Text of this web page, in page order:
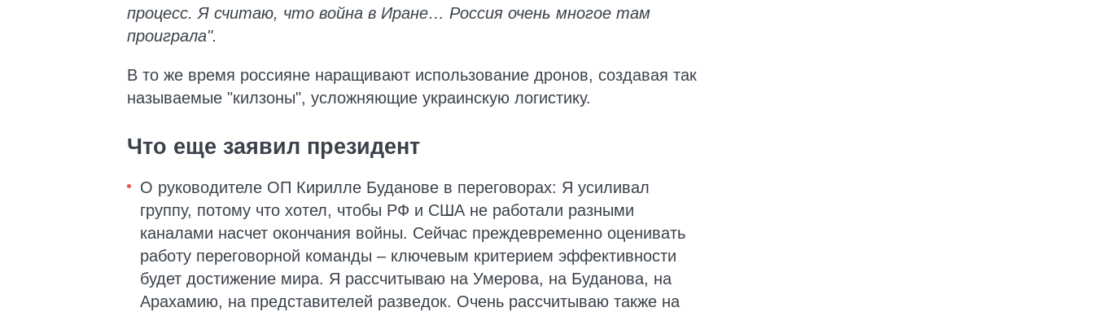
процесс. Я считаю, что война в Иране… Россия очень многое там
проиграла".
В то же время россияне наращивают использование дронов, создавая так
называемые "килзоны", усложняющие украинскую логистику.
Что еще заявил президент
О руководителе ОП Кирилле Буданове в переговорах: Я усиливал
группу, потому что хотел, чтобы РФ и США не работали разными
каналами насчет окончания войны. Сейчас преждевременно оценивать
работу переговорной команды – ключевым критерием эффективности
будет достижение мира. Я рассчитываю на Умерова, на Буданова, на
Арахамию, на представителей разведок. Очень рассчитываю также на